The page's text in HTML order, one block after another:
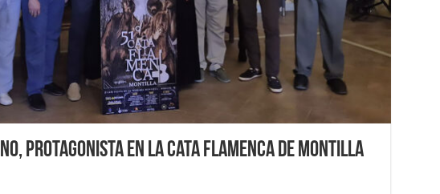
protagonista en la Cata Flamenca de Montilla